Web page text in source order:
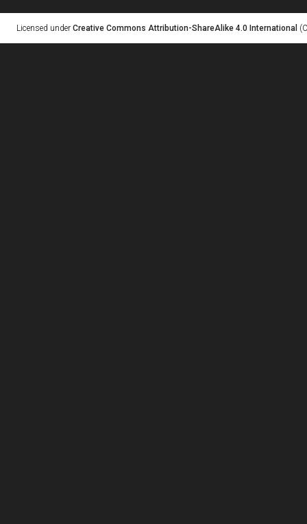
Licensed under Creative Commons Attribution-ShareAlike 4.0 International